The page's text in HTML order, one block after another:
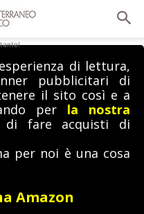
di lettura,
pubblicitari di
il sito così e a
per la nostra
di fare acquisti di
per noi è una cosa
Amazon